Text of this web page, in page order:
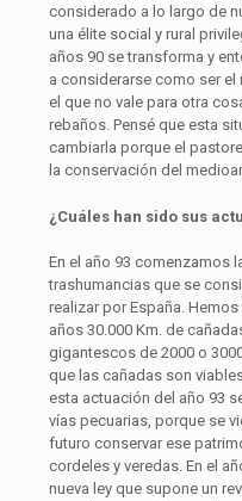
considerado a lo largo de
una élite social y rural
años 90 se transforma y
a considerarse como ser
el que no vale para otra
rebaños. Pensé que esta
cambiarla porque el
la conservación del
¿Cuáles han sido sus
En el año 93 comenzamos
trashumancias que se
realizar por España.
años 30.000 Km. de
gigantescos de 2000 o
que las cañadas son
esta actuación del año 93
vías pecuarias, porque se
futuro conservar ese
cordeles y veredas. En el
nueva ley que supone un